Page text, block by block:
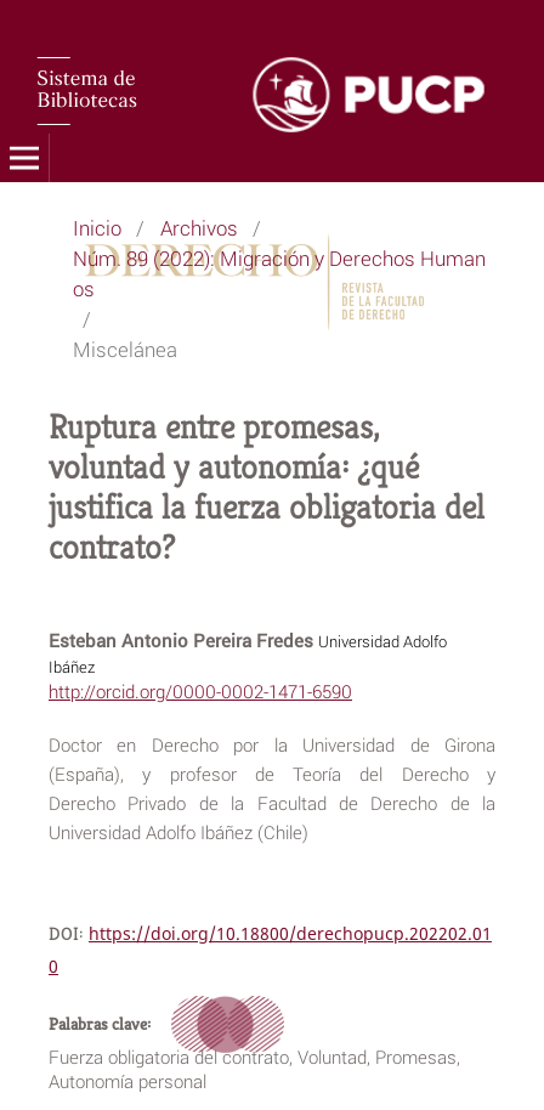
Inicio / Archivos /
Núm. 89 (2022): Migración y Derechos Human
os
/
Miscelánea
Ruptura entre promesas,
voluntad y autonomía: ¿qué
justifica la fuerza obligatoria del
contrato?
Esteban Antonio Pereira Fredes Universidad Adolfo
Ibáñez
http://orcid.org/0000-0002-1471-6590
Doctor en Derecho por la Universidad de Girona
(España), y profesor de Teoría del Derecho y
Derecho Privado de la Facultad de Derecho de la
Universidad Adolfo Ibáñez (Chile)
DOI: https://doi.org/10.18800/derechopucp.202202.01
0
Palabras clave:
Fuerza obligatoria del contrato, Voluntad, Promesas,
Autonomía personal